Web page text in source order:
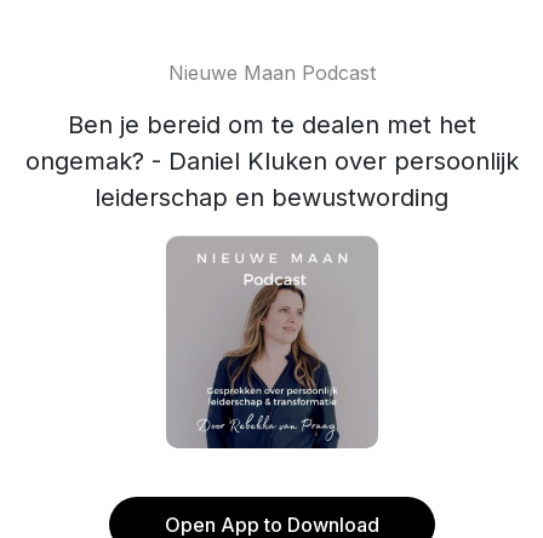
Nieuwe Maan Podcast
Ben je bereid om te dealen met het
ongemak? - Daniel Kluken over persoonlijk
leiderschap en bewustwording
Open App to Download